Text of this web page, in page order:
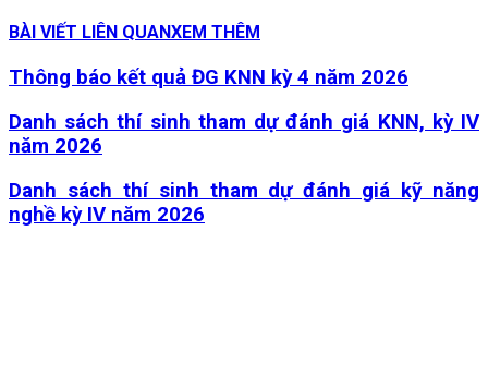
BÀI VIẾT LIÊN QUANXEM THÊM
Thông báo kết quả ĐG KNN kỳ 4 năm 2026
Danh sách thí sinh tham dự đánh giá KNN, kỳ IV
năm 2026
Danh sách thí sinh tham dự đánh giá kỹ năng
nghề kỳ IV năm 2026